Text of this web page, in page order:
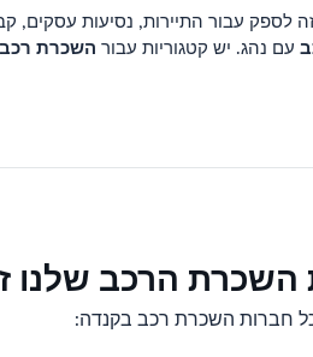
לספק עבור התיירות, נסיעות עסקים,
עם נהג. יש קטגוריות עבור השכרת רכב
הרכב שלנו
חברות השכרת רכב בקנדה: